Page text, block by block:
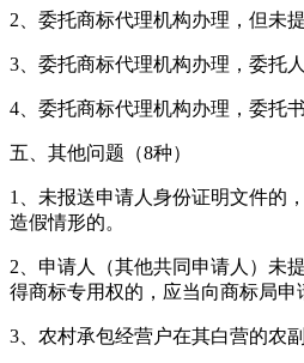
2、委托商标代理机构办理，但未
3、委托商标代理机构办理，委托
4、委托商标代理机构办理，委托
五、其他问题（8种）
1、未报送申请人身份证明文件的
造假情形的。
2、申请人（其他共同申请人）未
得商标专用权的，应当向商标局申
3、农村承包经营户在其白营的农